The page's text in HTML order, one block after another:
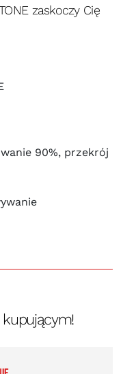
zaskoczy Cię
90%, przekrój